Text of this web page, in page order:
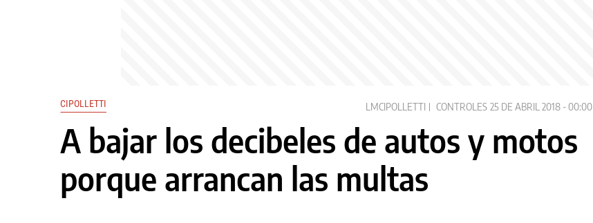
CIPOLLETTI LMCIPOLLETTI CONTROLES 25 DE ABRIL 2018 - 00:00
A bajar los decibeles de autos y motos
porque arrancan las multas